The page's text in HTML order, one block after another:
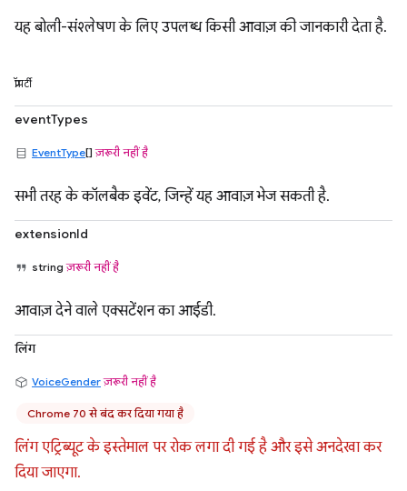
यह बोली-संश्लेषण के लिए उपलब्ध किसी आवाज़ की जानकारी देता है.
प्रॉपर्टी
eventTypes
EventType[]ज़रूरी नहीं है
सभी तरह के कॉलबैक इवेंट, जिन्हें यह आवाज़ भेज सकती है.
extensionId
stringज़रूरी नहीं है
आवाज़ देने वाले एक्सटेंशन का आईडी.
लिंग
VoiceGender ज़रूरी नहीं है
Chrome 70 से बंद कर दिया गया है
लिंग एट्रिब्यूट के इस्तेमाल पर रोक लगा दी गई है और इसे अनदेखा कर
दिया जाएगा.